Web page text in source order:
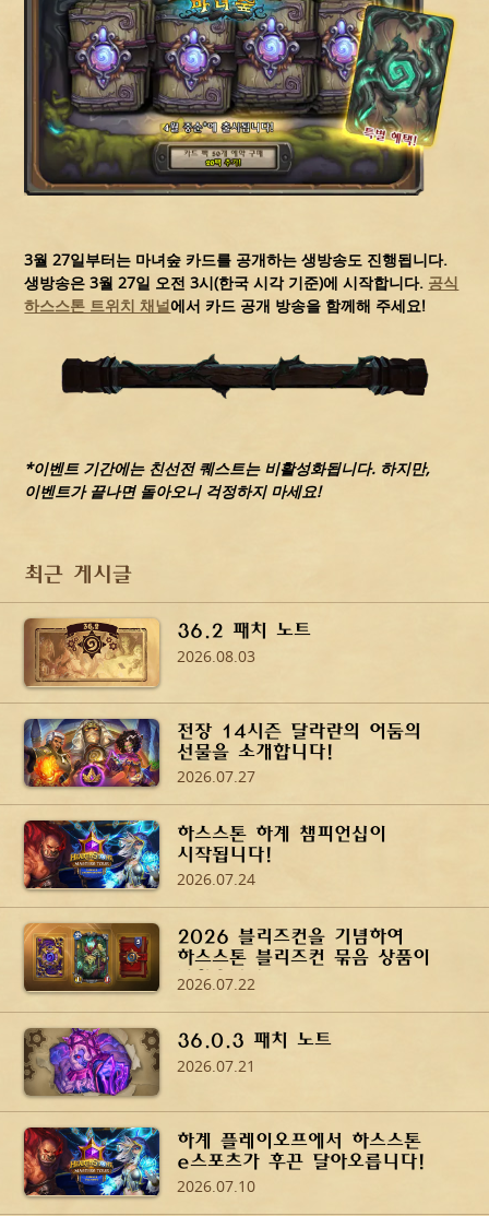
3월 27일부터는 마녀숲 카드를 공개하는 생방송도 진행됩니다.
생방송은3월 27일 오전 3시(한국 시각 기준)에 시작합니다. 공식
하스스톤 트위치 채널에서 카드 공개 방송을 함께해 주세요!
*이벤트 기간에는 친선전 퀘스트는 비활성화됩니다. 하지만,
이벤트가 끝나면 돌아오니 걱정하지 마세요!
최근 게시글
36.2 패치 노트
2026.08.03
전장 14시즌 달라란의 어둠의
선물을 소개합니다!
2026.07.27
하스스톤 하계 챔피언십이
시작됩니다!
2026.07.24
2026 블리즈컨을 기념하여
하스스톤 블리즈컨 묶음 상품이
나왔습니다!
2026.07.22
36.0.3 패치 노트
2026.07.21
하계 플레이오프에서 하스스톤
e스포츠가 후끈 달아오릅니다!
2026.07.10